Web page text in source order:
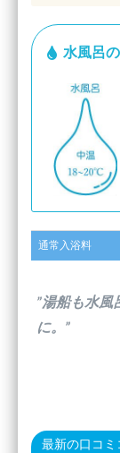
水風呂
通常入浴料
”湯船も水風
に。”
最新の口コミ